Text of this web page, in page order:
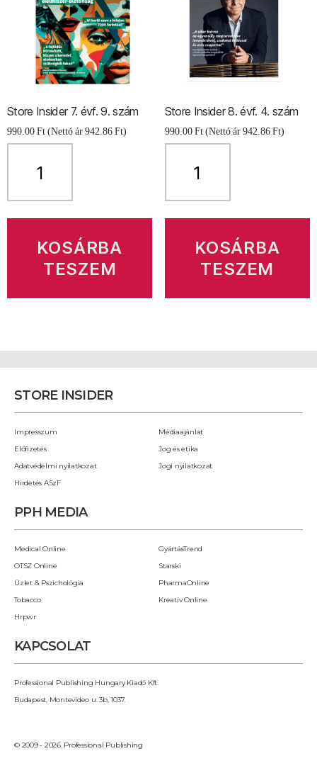
Store Insider 7. évf. 9. szám
990.00Ft(Nettó ár942.86Ft)
évf.
mennyiségKOSÁRBA
TESZEM
Store Insider 8. évf. 4. szám
990.00Ft (Nettó ár942.86Ft)
Insider
évf.
mennyiségKOSÁRBA
TESZEM
STORE INSIDER
Impresszum
Médiaajánlat
Előfizetés
Jog és etika
Adatvédelmi nyilatkozat
Jogi nyilatkozat
Hirdetés ASzF
PPH MEDIA
Medical Online
GyártásTrend
OTSZ Online
Starski
Üzlet & Pszichológia
PharmaOnline
Tobacco
Kreativ Online
Hrpwr
KAPCSOLAT
Professional Publishing Hungary Kiadó Kft.
Budapest, Montevideo u. 3b, 1037.
© 2009 - 2026. Professional Publishing